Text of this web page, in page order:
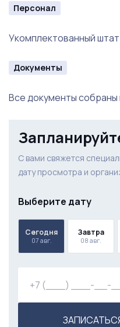
Персонал
Укомплектованный
Документы
Все документы собраны
С вами свяжется
дату просмотра и
Выберите дату
Сегодня
07 авг.
Завтра
08 авг.